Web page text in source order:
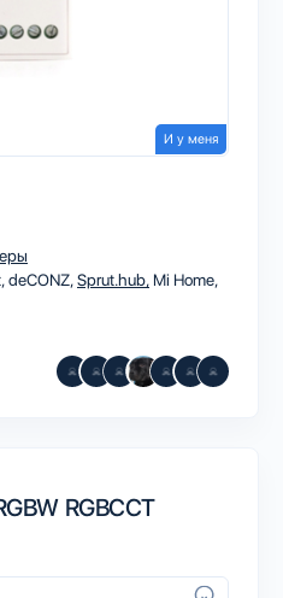
И у меня
deCONZSprut.hub Mi Home
RGBCCT